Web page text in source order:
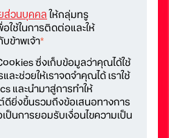
ส่วนบุคคลให้กลุ่มทรู
ใช้ในการติดต่อและให้
ข้าพเจ้า*
ซึ่งเก็บข้อมูลว่าคุณได้ใช้
ละช่วยให้เราจดจำคุณได้ เราใช้
และนำมาสู่การทำให้
ดียิ่งขึ้นรวมถึงข้อเสนอทางการ
นการยอมรับเงื่อนไขความเป็น